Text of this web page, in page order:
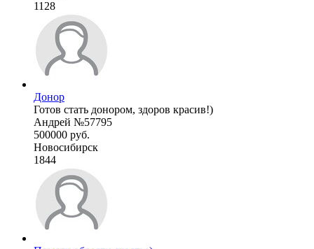
1128
Донор
Готов стать донором, здоров красив!)
Андрей №57795
500000 руб.
Новосибирск
1844